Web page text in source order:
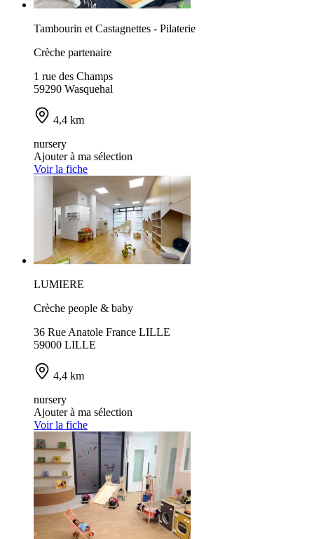
Tambourin et Castagnettes - Pilaterie
Crèche partenaire
1 rue des Champs
59290 Wasquehal
4,4 km
nursery
Ajouter à ma sélection
Voir la fiche
LUMIERE
Crèche people & baby
36 Rue Anatole France LILLE
59000 LILLE
4,4 km
nursery
Ajouter à ma sélection
Voir la fiche